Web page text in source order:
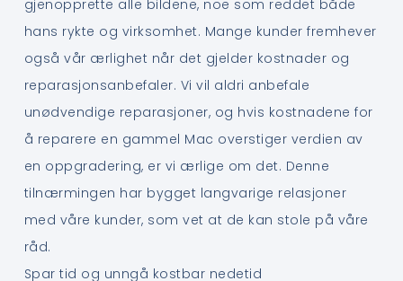
gjenopprette alle bildene, noe som reddet både
hans rykte og virksomhet. Mange kunder fremhever
også vår ærlighet når det gjelder kostnader og
reparasjonsanbefaler. Vi vil aldri anbefale
unødvendige reparasjoner, og hvis kostnadene for
å reparere en gammel Mac overstiger verdien av
en oppgradering, er vi ærlige om det. Denne
tilnærmingen har bygget langvarige relasjoner
med våre kunder, som vet at de kan stole på våre
råd.
Spar tid og unngå kostbar nedetid